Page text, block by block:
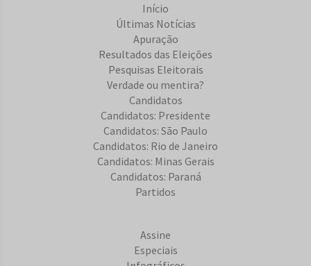
Início
Últimas Notícias
Apuração
Resultados das Eleições
Pesquisas Eleitorais
Verdade ou mentira?
Candidatos
Candidatos: Presidente
Candidatos: São Paulo
Candidatos: Rio de Janeiro
Candidatos: Minas Gerais
Candidatos: Paraná
Partidos
Assine
Especiais